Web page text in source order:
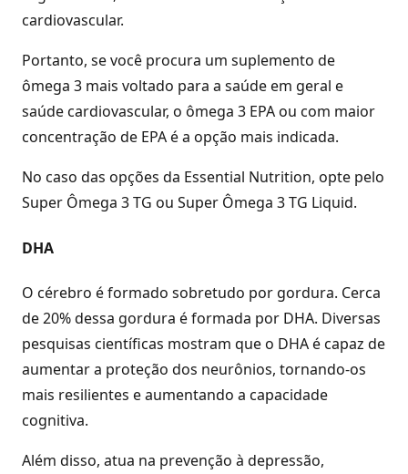
cardiovascular.
Portanto, se você procura um suplemento de
ômega 3 mais voltado para a saúde em geral e
saúde cardiovascular, o ômega 3 EPA ou com maior
concentração de EPA é a opção mais indicada.
No caso das opções da Essential Nutrition, opte pelo
Super Ômega 3 TG ou Super Ômega 3 TG Liquid.
DHA
O cérebro é formado sobretudo por gordura. Cerca
de 20% dessa gordura é formada por DHA. Diversas
pesquisas científicas mostram que o DHA é capaz de
aumentar a proteção dos neurônios, tornando-os
mais resilientes e aumentando a capacidade
cognitiva.
Além disso, atua na prevenção à depressão,